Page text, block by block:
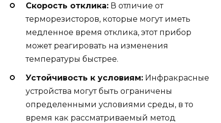
Скорость отклика: В отличие от
терморезисторов, которые могут иметь
медленное время отклика, этот прибор
может реагировать на изменения
температуры быстрее.
Устойчивость к условиям: Инфракрасные
устройства могут быть ограничены
определенными условиями среды, в то
время как рассматриваемый метод